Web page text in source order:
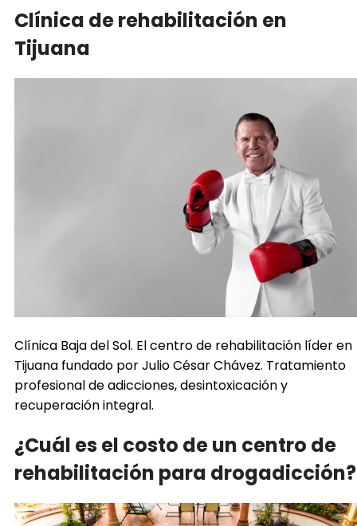
Clínica de rehabilitación en
Tijuana
Clínica Baja del Sol. El centro de rehabilitación líder en
Tijuana fundado por Julio César Chávez. Tratamiento
profesional de adicciones, desintoxicación y
recuperación integral.
¿Cuál es el costo de un centro de
rehabilitación para drogadicción?